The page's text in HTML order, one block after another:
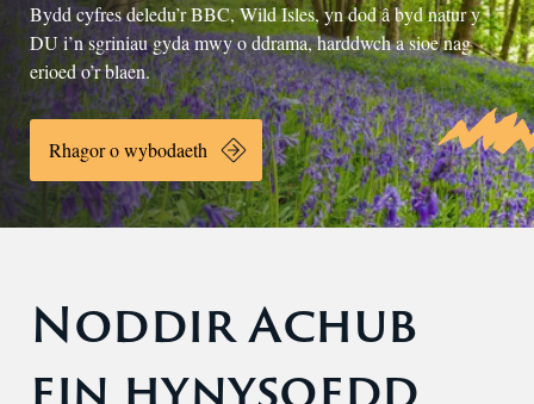
Bydd cyfres deledu’r BBC, Wild Isles, yn dod â byd natur y
DU i’n sgriniau gyda mwy o ddrama, harddwch a sioe nag
erioed o’r blaen.
Rhagor o wybodaeth
Noddir Achub